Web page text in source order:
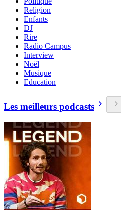
Religion
Enfants
DJ
Rire
Radio Campus
Interview
Noël
Musique
Education
Les meilleurs podcasts